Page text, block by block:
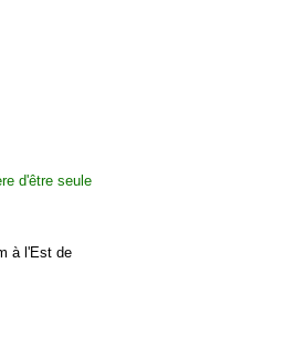
à l'Est de